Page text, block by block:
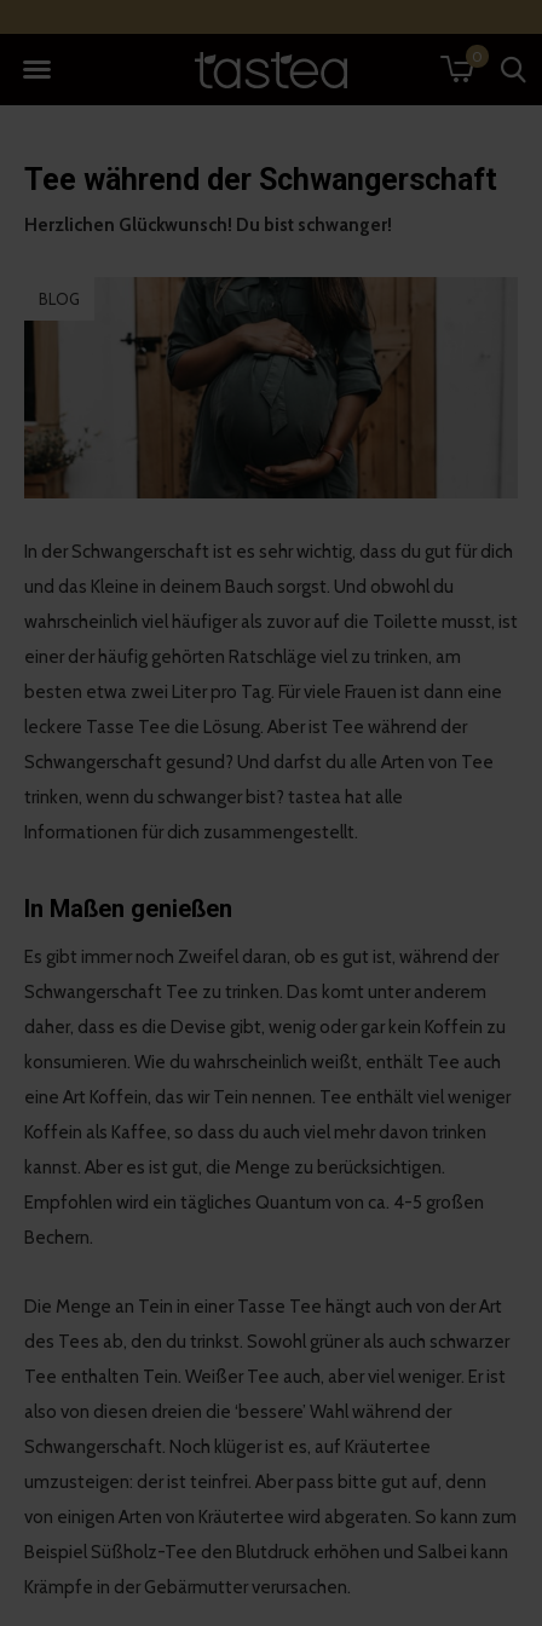
0
Tee während der Schwangerschaft
Herzlichen Glückwunsch! Du bist schwanger!
BLOG
In der Schwangerschaft ist es sehr wichtig, dass du gut für dich
und das Kleine in deinem Bauch sorgst. Und obwohl du
wahrscheinlich viel häufiger als zuvor auf die Toilette musst, ist
einer der häufig gehörten Ratschläge viel zu trinken, am
besten etwa zwei Liter pro Tag. Für viele Frauen ist dann eine
leckere Tasse Tee die Lösung. Aber ist Tee während der
Schwangerschaft gesund? Und darfst du alle Arten von Tee
trinken, wenn du schwanger bist? tastea hat alle
Informationen für dich zusammengestellt.
In Maßen genießen
Es gibt immer noch Zweifel daran, ob es gut ist, während der
Schwangerschaft Tee zu trinken. Das komt unter anderem
daher, dass es die Devise gibt, wenig oder gar kein Koffein zu
konsumieren. Wie du wahrscheinlich weißt, enthält Tee auch
eine Art Koffein, das wir Tein nennen. Tee enthält viel weniger
Koffein als Kaffee, so dass du auch viel mehr davon trinken
kannst. Aber es ist gut, die Menge zu berücksichtigen.
Empfohlen wird ein tägliches Quantum von ca. 4-5 großen
Bechern.
Die Menge an Tein in einer Tasse Tee hängt auch von der Art
des Tees ab, den du trinkst. Sowohl grüner als auch schwarzer
Tee enthalten Tein. Weißer Tee auch, aber viel weniger. Er ist
also von diesen dreien die ‘bessere’ Wahl während der
Schwangerschaft. Noch klüger ist es, auf Kräutertee
umzusteigen: der ist teinfrei. Aber pass bitte gut auf, denn
von einigen Arten von Kräutertee wird abgeraten. So kann zum
Beispiel Süßholz-Tee den Blutdruck erhöhen und Salbei kann
Krämpfe in der Gebärmutter verursachen.